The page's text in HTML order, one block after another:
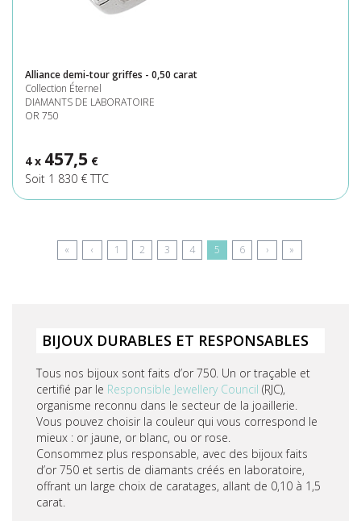
Alliance demi-tour griffes - 0,50 carat
Collection Éternel
DIAMANTS DE LABORATOIRE
OR 750
4 x 457,5 €
Soit 1 830 € TTC
Pagination
Première
page
« Page
précédente
‹ Page
1 Page
2 Page
3 Page
4 Page
courante
5 Page
6 Page
suivante
› Dernière
page
»
BIJOUX DURABLES ET RESPONSABLES
Tous nos bijoux sont faits d’or 750. Un or traçable et
certifié par le Responsible Jewellery Council (RJC),
organisme reconnu dans le secteur de la joaillerie.
Vous pouvez choisir la couleur qui vous correspond le
mieux : or jaune, or blanc, ou or rose.
Consommez plus responsable, avec des bijoux faits
d’or 750 et sertis de diamants créés en laboratoire,
offrant un large choix de caratages, allant de 0,10 à 1,5
carat.